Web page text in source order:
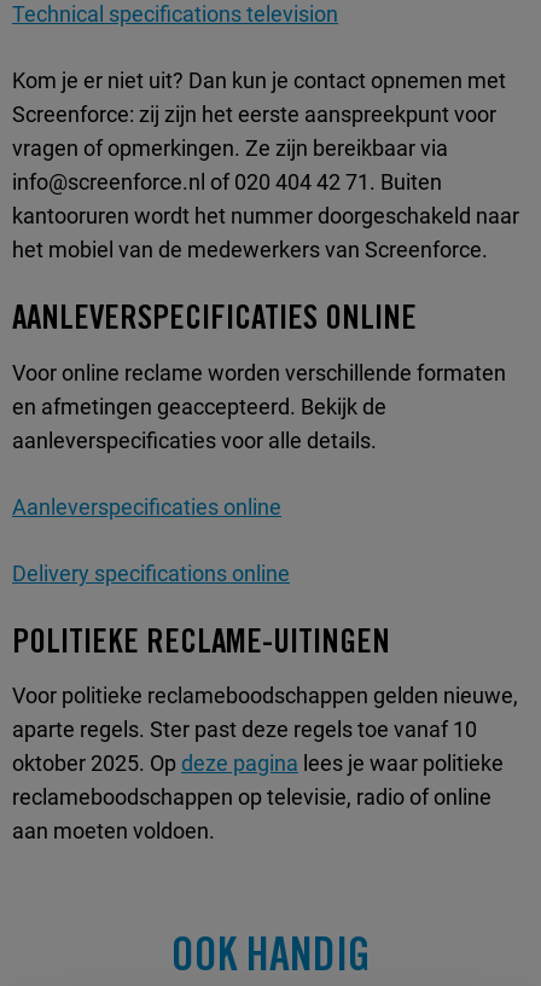
Technical specifications television
Kom je er niet uit? Dan kun je contact opnemen met
Screenforce: zij zijn het eerste aanspreekpunt voor
vragen of opmerkingen. Ze zijn bereikbaar via
info@screenforce.nl of 020 404 42 71. Buiten
kantooruren wordt het nummer doorgeschakeld naar
het mobiel van de medewerkers van Screenforce.
AANLEVERSPECIFICATIES ONLINE
Voor online reclame worden verschillende formaten
en afmetingen geaccepteerd. Bekijk de
aanleverspecificaties voor alle details.
Aanleverspecificaties online
Delivery specifications online
POLITIEKE RECLAME-UITINGEN
Voor politieke reclameboodschappen gelden nieuwe,
aparte regels. Ster past deze regels toe vanaf 10
oktober 2025. Op deze pagina lees je waar politieke
reclameboodschappen op televisie, radio of online
aan moeten voldoen.
OOK HANDIG